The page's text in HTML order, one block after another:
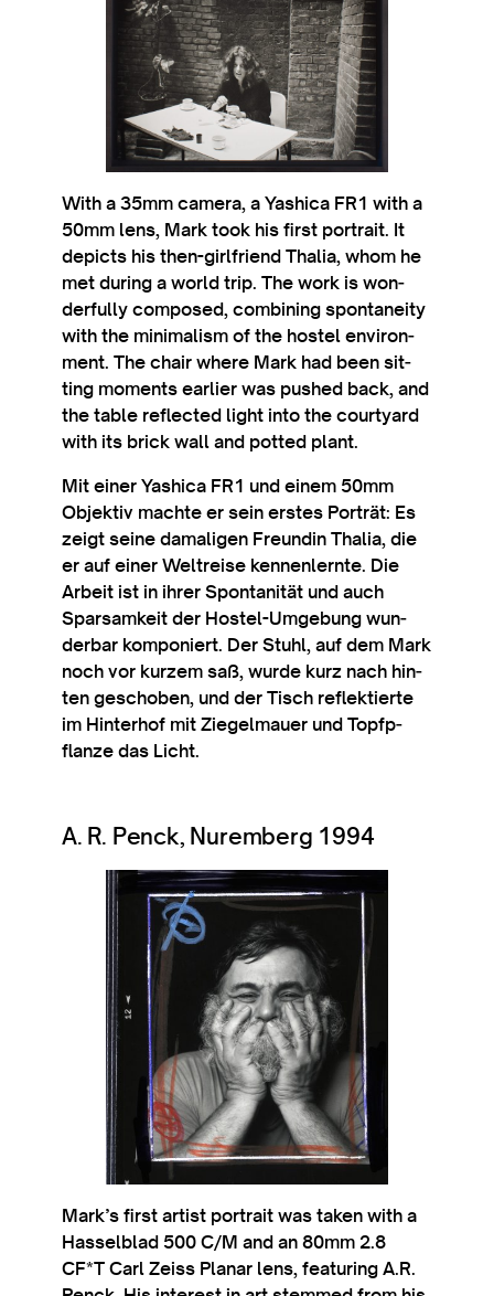
With a 35mm cam­era, a Yash­ica FR1 with a
50mm lens, Mark took his first por­trait. It
depicts his then-girl­friend Thalia, whom he
met dur­ing a world trip. The work is won­
der­fully com­posed, com­bin­ing spon­taneity
with the min­im­al­ism of the hostel envir­on­
ment. The chair where Mark had been sit­
ting moments earli­er was pushed back, and
the table reflec­ted light into the court­yard
with its brick wall and pot­ted plant.
Mit ein­er Yash­ica FR1 und einem 50mm
Objekt­iv machte er sein erstes Porträt: Es
zeigt seine dam­a­li­gen Fre­und­in Thalia, die
er auf ein­er Wel­tre­ise kennen­lernte. Die
Arbeit ist in ihr­er Spon­tan­ität und auch
Sparsamkeit der Hostel-Umge­bung wun­
derbar kom­poniert. Der Stuhl, auf dem Mark
noch vor kur­zem saß, wurde kurz nach hin­
ten geschoben, und der Tisch reflektierte
im Hin­ter­hof mit Ziegel­mauer und Top­fp­
flan­ze das Licht.
A. R. Penck, Nuremberg 1994
Mark’s first artist por­trait was taken with a
Has­sel­blad 500 C/M and an 80mm 2.8
CF*T Carl Zeiss Planar lens, fea­tur­ing A.R.